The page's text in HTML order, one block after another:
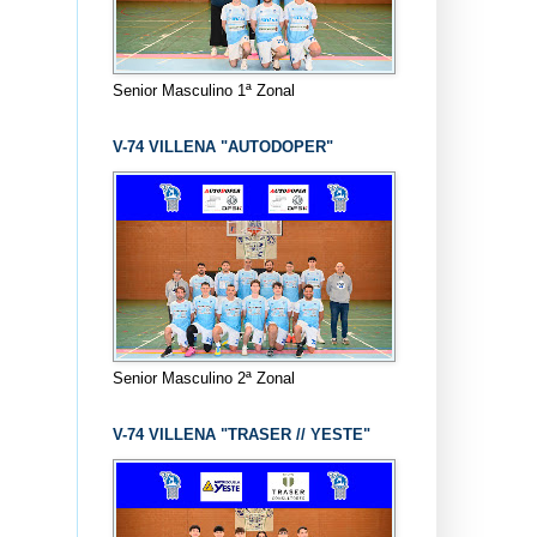
Senior Masculino 1ª Zonal
V-74 VILLENA "AUTODOPER"
Senior Masculino 2ª Zonal
V-74 VILLENA "TRASER // YESTE"